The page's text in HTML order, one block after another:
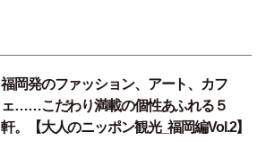
福岡発のファッション、アート、カフ
ェ……こだわり満載の個性あふれる５
軒。【大人のニッポン観光_福岡編Vol.2】